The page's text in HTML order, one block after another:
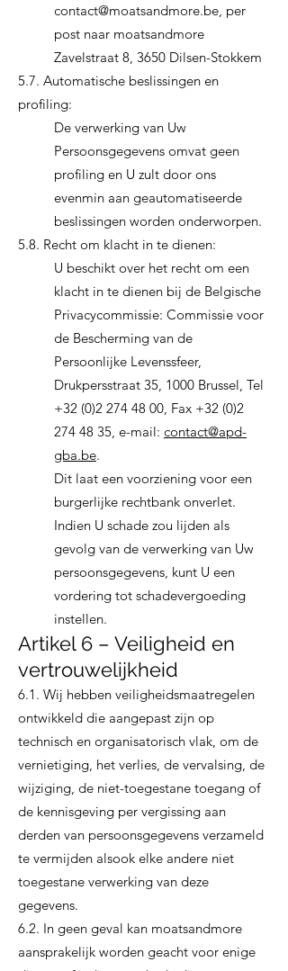
contact@moatsandmore.be, per
post naar moatsandmore
Zavelstraat 8, 3650 Dilsen-Stokkem
5.7. Automatische beslissingen en
profiling:
De verwerking van Uw
Persoonsgegevens omvat geen
profiling en U zult door ons
evenmin aan geautomatiseerde
beslissingen worden onderworpen.
5.8. Recht om klacht in te dienen:
U beschikt over het recht om een
klacht in te dienen bij de Belgische
Privacycommissie: Commissie voor
de Bescherming van de
Persoonlijke Levenssfeer,
Drukpersstraat 35, 1000 Brussel, Tel
+32 (0)2 274 48 00, Fax +32 (0)2
274 48 35, e-mail: contact@apd-
gba.be.
Dit laat een voorziening voor een
burgerlijke rechtbank onverlet.
Indien U schade zou lijden als
gevolg van de verwerking van Uw
persoonsgegevens, kunt U een
vordering tot schadevergoeding
instellen.
Artikel 6 – Veiligheid en
vertrouwelijkheid
6.1. Wij hebben veiligheidsmaatregelen
ontwikkeld die aangepast zijn op
technisch en organisatorisch vlak, om de
vernietiging, het verlies, de vervalsing, de
wijziging, de niet-toegestane toegang of
de kennisgeving per vergissing aan
derden van persoonsgegevens verzameld
te vermijden alsook elke andere niet
toegestane verwerking van deze
gegevens.
6.2. In geen geval kan moatsandmore
aansprakelijk worden geacht voor enige